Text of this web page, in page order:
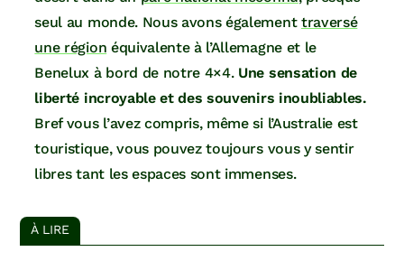
seul au monde. Nous avons également traversé
une région équivalente à l’Allemagne et le
Benelux à bord de notre 4×4. Une sensation de
liberté incroyable et des souvenirs inoubliables.
Bref vous l’avez compris, même si l’Australie est
touristique, vous pouvez toujours vous y sentir
libres tant les espaces sont immenses.
À LIRE